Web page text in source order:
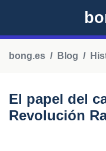
bong.es Blog
El papel del
Revolución